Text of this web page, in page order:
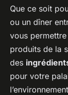
Que ce soit
ou un dîner
vous
produits de la
des
pour votre